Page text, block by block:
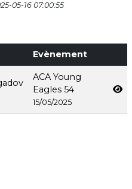
05-16 07:00:55
Evènement
ACA Young
Eagles 54
15/05/2025